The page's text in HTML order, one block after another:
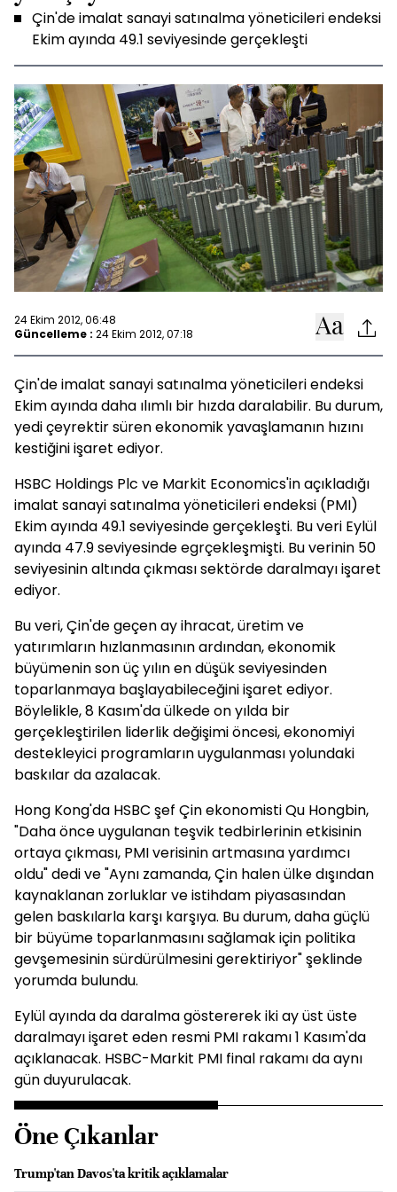
Çin'de imalat sanayi satınalma yöneticileri endeksi
Ekim ayında 49.1 seviyesinde gerçekleşti
24 Ekim 2012, 06:48
Güncelleme : 24 Ekim 2012, 07:18
Çin'de imalat sanayi satınalma yöneticileri endeksi
Ekim ayında daha ılımlı bir hızda daralabilir. Bu durum,
yedi çeyrektir süren ekonomik yavaşlamanın hızını
kestiğini işaret ediyor.
HSBC Holdings Plc ve Markit Economics'in açıkladığı
imalat sanayi satınalma yöneticileri endeksi (PMI)
Ekim ayında 49.1 seviyesinde gerçekleşti. Bu veri Eylül
ayında 47.9 seviyesinde egrçekleşmişti. Bu verinin 50
seviyesinin altında çıkması sektörde daralmayı işaret
ediyor.
Bu veri, Çin'de geçen ay ihracat, üretim ve
yatırımların hızlanmasının ardından, ekonomik
büyümenin son üç yılın en düşük seviyesinden
toparlanmaya başlayabileceğini işaret ediyor.
Böylelikle, 8 Kasım'da ülkede on yılda bir
gerçekleştirilen liderlik değişimi öncesi, ekonomiyi
destekleyici programların uygulanması yolundaki
baskılar da azalacak.
Hong Kong'da HSBC şef Çin ekonomisti Qu Hongbin,
"Daha önce uygulanan teşvik tedbirlerinin etkisinin
ortaya çıkması, PMI verisinin artmasına yardımcı
oldu" dedi ve "Aynı zamanda, Çin halen ülke dışından
kaynaklanan zorluklar ve istihdam piyasasından
gelen baskılarla karşı karşıya. Bu durum, daha güçlü
bir büyüme toparlanmasını sağlamak için politika
gevşemesinin sürdürülmesini gerektiriyor" şeklinde
yorumda bulundu.
Eylül ayında da daralma göstererek iki ay üst üste
daralmayı işaret eden resmi PMI rakamı 1 Kasım'da
açıklanacak. HSBC-Markit PMI final rakamı da aynı
gün duyurulacak.
Öne Çıkanlar
Trump'tan Davos'ta kritik açıklamalar